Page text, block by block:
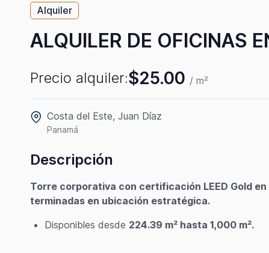
Alquiler
ALQUILER DE OFICINAS
Precio alquiler:$25.00 / m²
Costa del Este, Juan Díaz
Panamá
Descripción
Torre corporativa con certificación LEED Gold
terminadas en ubicación estratégica.
Disponibles desde 224.39 m² hasta 1,000 m².